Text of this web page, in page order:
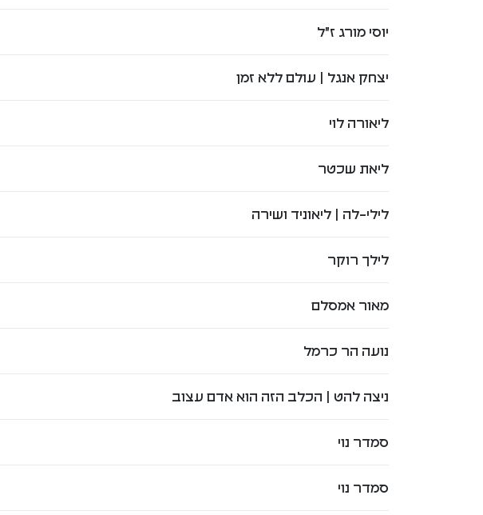
יוסי מורג ז"ל
יצחק אנגל | עולם ללא זמן
ליאורה לוי
ליאת שכטר
לילי-לה | ליאוניד ושירה
לילך רוקר
מאור אמסלם
נועה הר כרמל
ניצה להט | הכלב הזה הוא אדם עצוב
סמדר נוי
סמדר נוי